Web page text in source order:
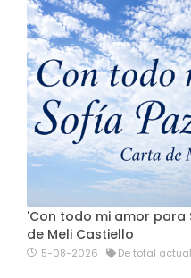
'Con todo mi amor para
de Meli Castiello
5-08-2026 De total